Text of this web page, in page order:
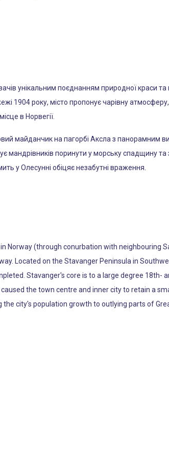
унікальним поєднанням природної краси та
1904 року, місто пропонує чарівну атмосферу,
в Норвегії.
майданчик на пагорбі Аксла з панорамним
мандрівників поринути у морську спадщину та
у Олесунні обіцяє незабутні враження.
Norway (through conurbation with neighbouring
Located on the Stavanger Peninsula in
Stavanger's core is to a large degree 18th-
the town centre and inner city to retain a
city's population growth to outlying parts of